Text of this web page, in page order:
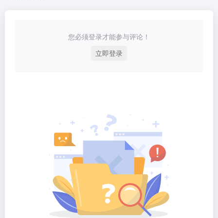
您必须登录才能参与评论！
立即登录